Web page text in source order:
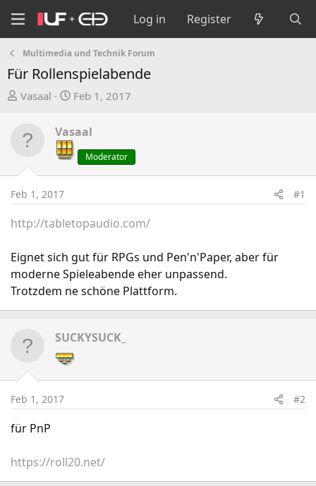
Log in Register
Multimedia und Technik Forum
Für Rollenspielabende
T
e
d
s
t
a
e
r
Vasaal
S
r
t
d
t
e
Feb 1, 2017
Vasaal
Moderator
Feb 1, 2017 #1
http://tabletopaudio.com/
Eignet sich gut für RPGs und Pen'n'Paper, aber für
moderne Spieleabende eher unpassend.
Trotzdem ne schöne Plattform.
SUCKYSUCK_
Feb 1, 2017 #2
für PnP
https://roll20.net/